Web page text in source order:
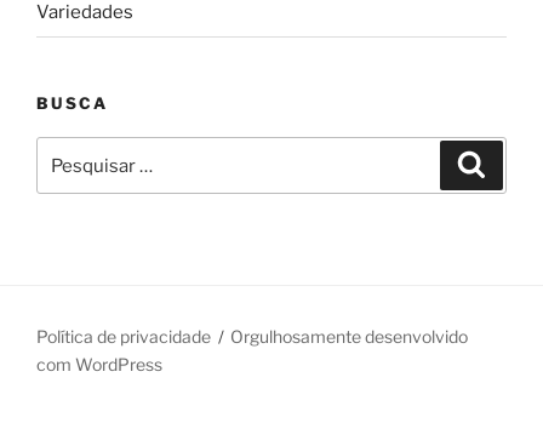
Variedades
BUSCA
por:
Política de privacidade
Orgulhosamente desenvolvido
com WordPress